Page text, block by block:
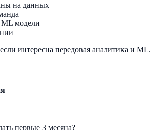
на данных
модели
интересна передовая аналитика и ML.
первые 3 месяца?